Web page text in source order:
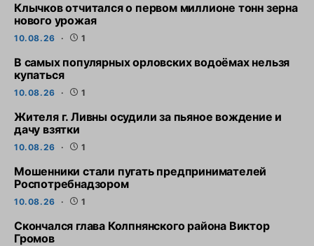
Клычков отчитался о первом миллионе тонн зерна
нового урожая
10.08.26 1
В самых популярных орловских водоёмах нельзя
купаться
10.08.26 1
Жителя г. Ливны осудили за пьяное вождение и
дачу взятки
10.08.26 1
Мошенники стали пугать предпринимателей
Роспотребнадзором
10.08.26 1
Скончался глава Колпнянского района Виктор
Громов